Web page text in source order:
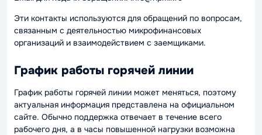
Эти контакты используются для обращений по вопросам,
связанным с деятельностью микрофинансовых
организаций и взаимодействием с заемщиками.
График работы горячей линии
График работы горячей линии может меняться, поэтому
актуальная информация представлена на официальном
сайте. Обычно поддержка отвечает в течение всего
рабочего дня, а в часы повышенной нагрузки возможна